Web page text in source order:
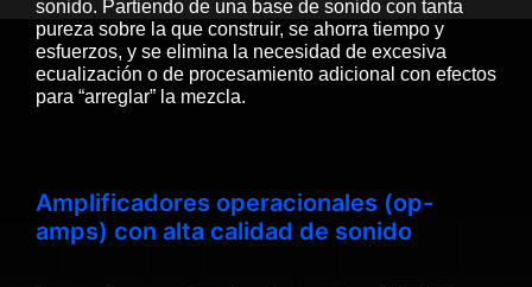
sonido. Partiendo de una base de sonido con tanta
pureza sobre la que construir, se ahorra tiempo y
esfuerzos, y se elimina la necesidad de excesiva
ecualización o de procesamiento adicional con efectos
para “arreglar” la mezcla.
Amplificadores operacionales (op-
amps) con alta calidad de sonido